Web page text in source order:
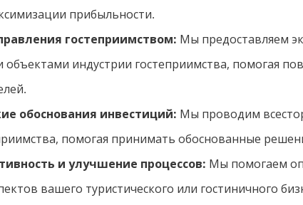
прибыльности.
гостеприимством: Мы предоставляем
объектами индустрии гостеприимства, помогая
обоснования инвестиций: Мы проводим
помогая принимать обоснованные
и улучшение процессов: Мы помогаем
вашего туристического или гостиничного